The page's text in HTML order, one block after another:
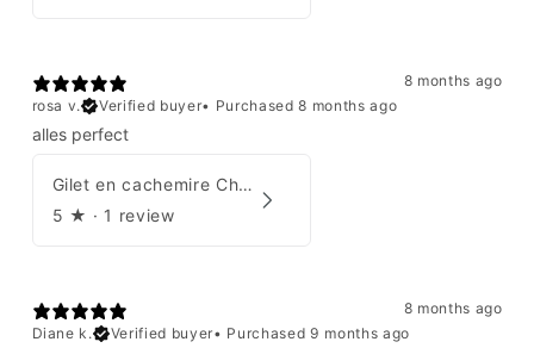
8 months ago
rosa v.
Verified buyer• Purchased 8 months ago
alles perfect
Gilet en cachemire Chanel Automne 1995
5 ★ · 1 review
8 months ago
Diane k.
Verified buyer• Purchased 9 months ago